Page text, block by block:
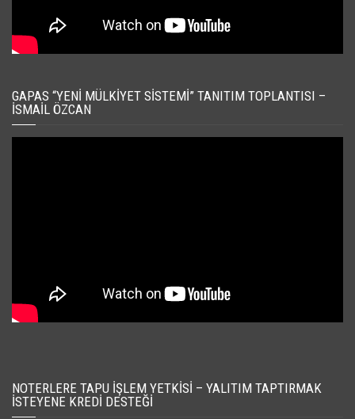
GAPAS “YENI MÜLKIYET SISTEMI” TANITIM TOPLANTISI –
İSMAIL ÖZCAN
NOTERLERE TAPU İŞLEM YETKISI – YALITIM TAPTIRMAK
İSTEYENE KREDI DESTEĞI